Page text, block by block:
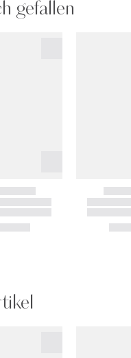
gefallen